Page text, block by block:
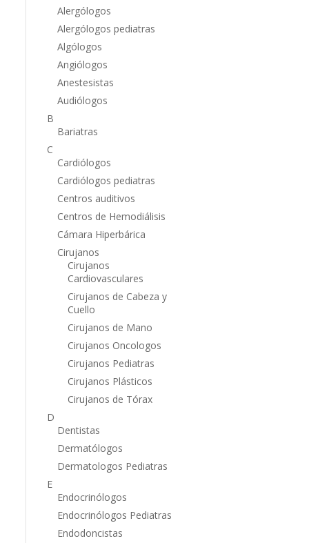
Alergólogos
Alergólogos pediatras
Algólogos
Angiólogos
Anestesistas
Audiólogos
B
Bariatras
C
Cardiólogos
Cardiólogos pediatras
Centros auditivos
Centros de Hemodiálisis
Cámara Hiperbárica
Cirujanos
Cirujanos
Cardiovasculares
Cirujanos de Cabeza y
Cuello
Cirujanos de Mano
Cirujanos Oncologos
Cirujanos Pediatras
Cirujanos Plásticos
Cirujanos de Tórax
D
Dentistas
Dermatólogos
Dermatologos Pediatras
E
Endocrinólogos
Endocrinólogos Pediatras
Endodoncistas